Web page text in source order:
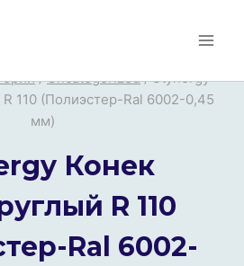
/ Uncategorized / Stynergy
110 (Полиэстер-Ral 6002-0,45
мм)
Конек
R 110
Ral 6002-